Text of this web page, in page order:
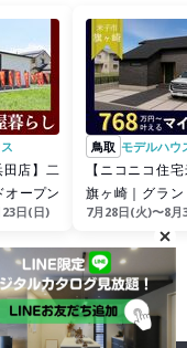
田店】二
オープン
日(日)
鳥取 モデルハウ
【ニコニコ住
旗ヶ崎｜グラ
ン
7月28日(火)〜8月